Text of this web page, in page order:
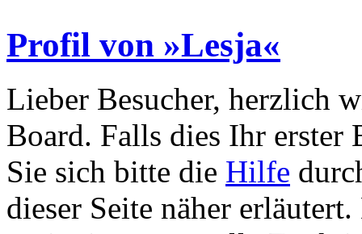
Profil von »Lesja«
Lieber Besucher, herzlich
Board. Falls dies Ihr erster
Sie sich bitte die Hilfe
dieser Seite näher